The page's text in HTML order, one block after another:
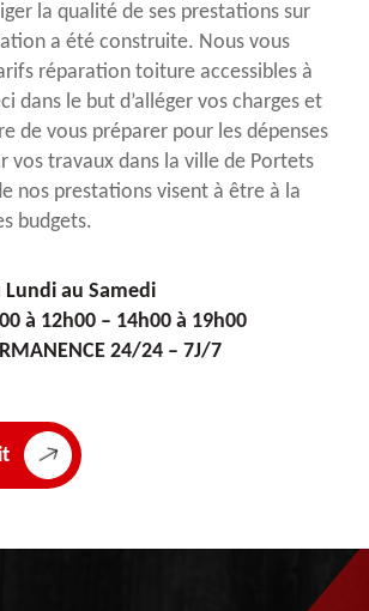
la qualité de ses prestations sur
a été construite. Nous vous
réparation toiture accessibles à
dans le but d’alléger vos charges et
de vous préparer pour les dépenses
vos travaux dans la ville de Portets
nos prestations visent à être à la
budgets.
Lundi au Samedi
à 12h00 – 14h00 à 19h00
24/24 – 7J/7